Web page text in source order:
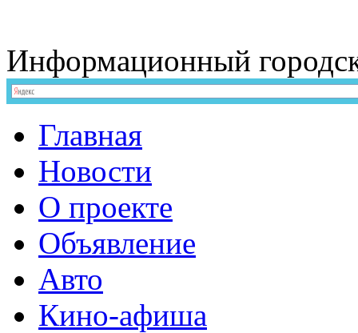
Информационный
Главная
Новости
О проекте
Объявление
Авто
Кино-афиша